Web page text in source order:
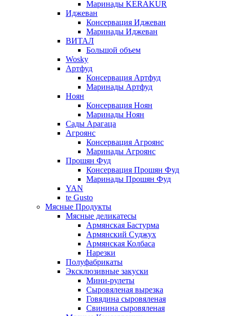
Маринады KERAKUR
Иджеван
Консервация Иджеван
Маринады Иджеван
ВИТАЛ
Большой объем
Wosky
Артфуд
Консервация Артфуд
Маринады Артфуд
Ноян
Консервация Ноян
Маринады Ноян
Сады Арагаца
Агроянс
Консервация Агроянс
Маринады Агроянс
Прошян Фуд
Консервация Прошян Фуд
Маринады Прошян Фуд
YAN
te Gusto
Мясные Продукты
Мясные деликатесы
Армянская Бастурма
Армянский Суджух
Армянская Колбаса
Нарезки
Полуфабрикаты
Эксклюзивные закуски
Мини-рулеты
Сыровяленая вырезка
Говядина сыровяленая
Свинина сыровяленая